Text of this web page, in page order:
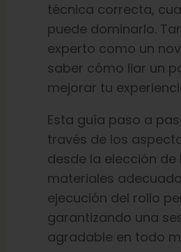
técnica correcta,
puede dominarlo.
experto como un
saber cómo liar un
mejorar tu
Esta guía paso a
través de los
desde la elección de
materiales
ejecución del rollo
garantizando una
agradable en todo